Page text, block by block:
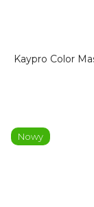
Kaypro Color
Nowy